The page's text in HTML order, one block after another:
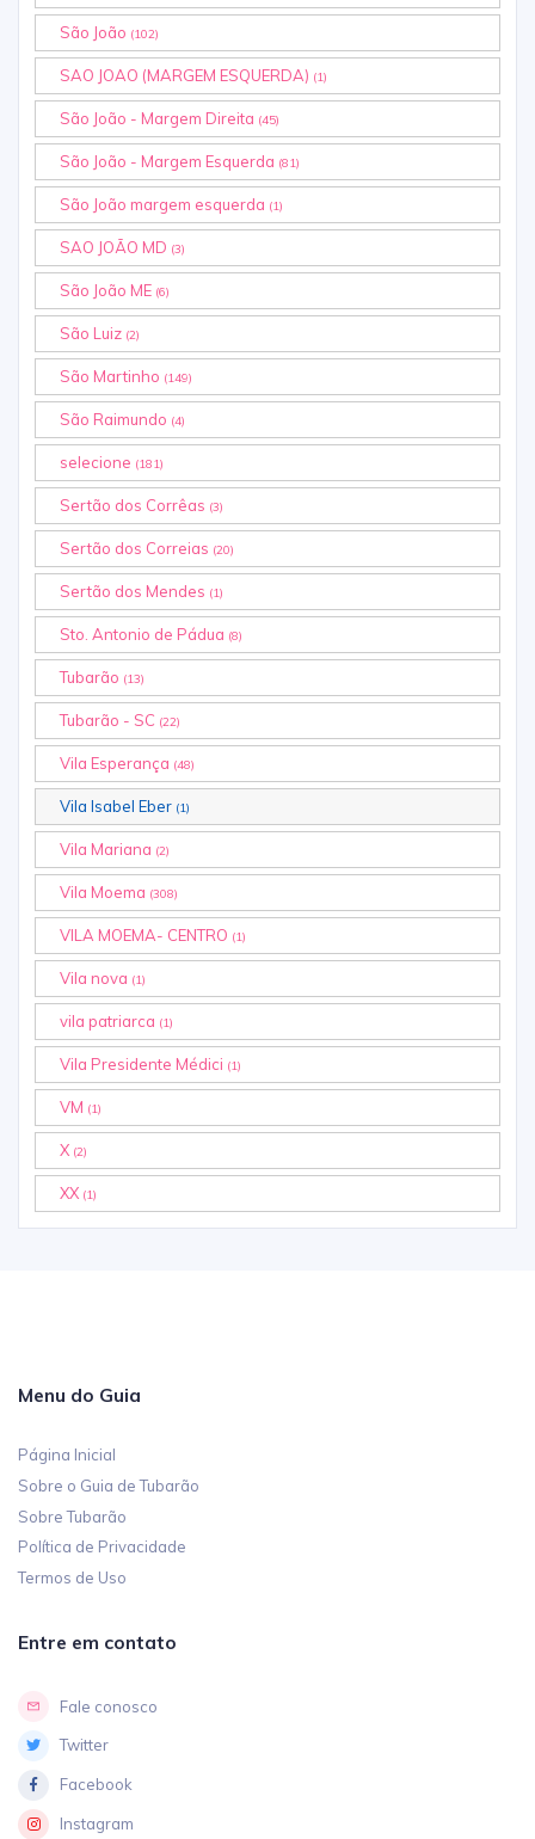
São João (102)
SAO JOAO (MARGEM ESQUERDA) (1)
São João - Margem Direita (45)
São João - Margem Esquerda (81)
São João margem esquerda (1)
SAO JOÃO MD (3)
São João ME (6)
São Luiz (2)
São Martinho (149)
São Raimundo (4)
selecione (181)
Sertão dos Corrêas (3)
Sertão dos Correias (20)
Sertão dos Mendes (1)
Sto. Antonio de Pádua (8)
Tubarão (13)
Tubarão - SC (22)
Vila Esperança (48)
Vila Isabel Eber (1)
Vila Mariana (2)
Vila Moema (308)
VILA MOEMA- CENTRO (1)
Vila nova (1)
vila patriarca (1)
Vila Presidente Médici (1)
VM (1)
X (2)
XX (1)
Menu do Guia
Página Inicial
Sobre o Guia de Tubarão
Sobre Tubarão
Política de Privacidade
Termos de Uso
Entre em contato
Fale conosco
Twitter
Facebook
Instagram